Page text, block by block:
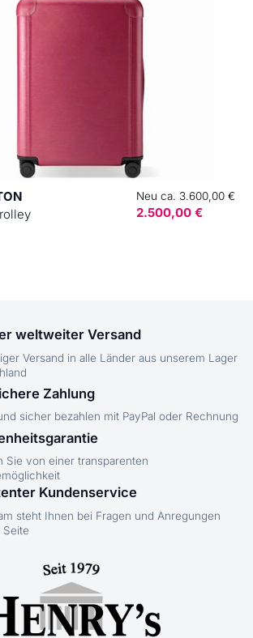
Neu ca. 3.600,00 €
2.500,00 €
weltweiter Versand
Versand in alle Länder aus unserem Lager
Zahlung
sicher bezahlen mit PayPal oder Rechnung
Sie von einer transparenten
Kundenservice
steht Ihnen bei Fragen und Anregungen